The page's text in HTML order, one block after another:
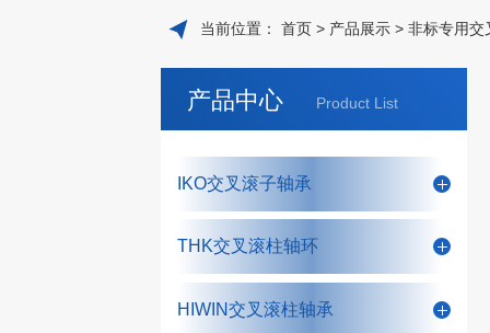
当前位置： 首页> 产品展示> 非标专用交
产品中心 Product List
IKO交叉滚子轴承
THK交叉滚柱轴环
HIWIN交叉滚柱轴承